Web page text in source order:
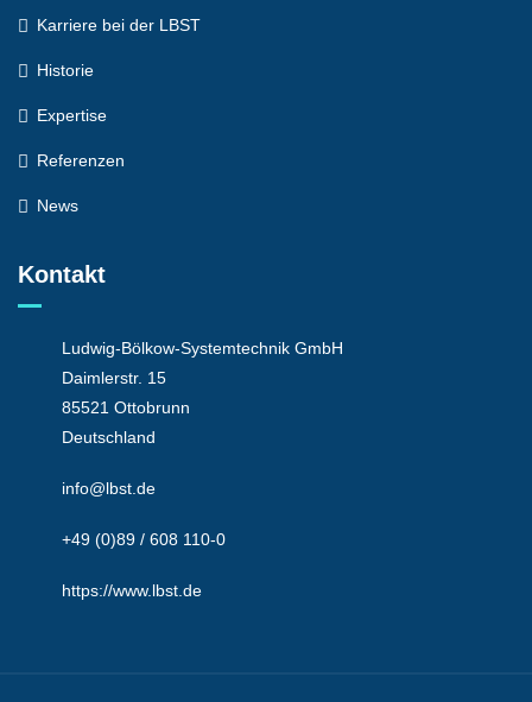
Karriere bei der LBST
Historie
Expertise
Referenzen
News
Kontakt
Ludwig-Bölkow-Systemtechnik GmbH
Daimlerstr. 15
85521 Ottobrunn
Deutschland
info@lbst.de
+49 (0)89 / 608 110-0
https://www.lbst.de